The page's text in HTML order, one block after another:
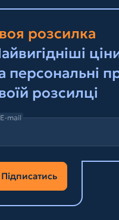
розсилка
персональні
розсилці
E-mail
Підписатись